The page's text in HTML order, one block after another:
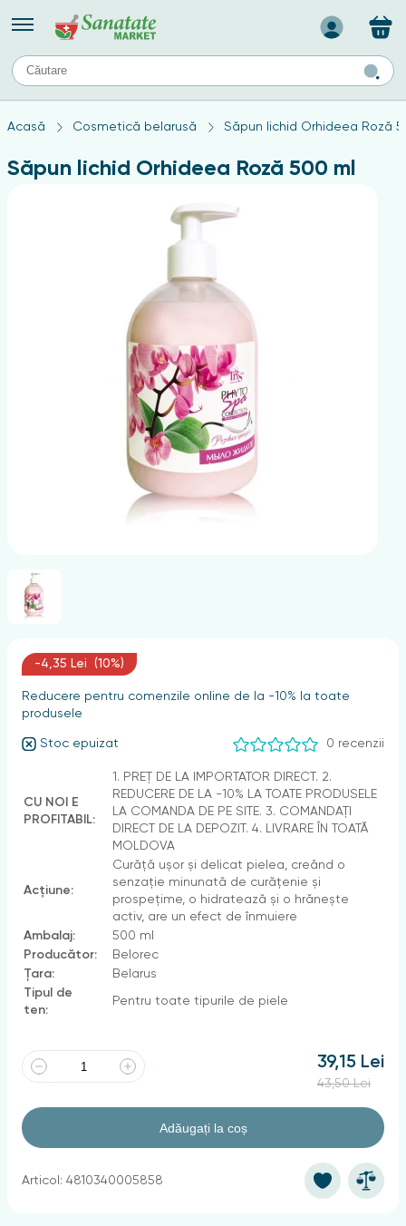
Назад
TIPURI DE TEN
Produse pentru ten mixt
Ten problematic
Produse pentru ten sensibil
Acasă Cosmetică belarusă Săpun lichid Orhideea Roză
Săpun lichid Orhideea Roză 500 ml
-4,35 Lei (10%)
Reducere pentru comenzile online de la -10% la toate
produsele
Stoc epuizat 0 recenzii
CU NOI E
PROFITABIL:
1. PREȚ DE LA IMPORTATOR DIRECT. 2.
REDUCERE DE LA -10% LA TOATE PRODUSELE
LA COMANDA DE PE SITE. 3. COMANDAȚI
DIRECT DE LA DEPOZIT. 4. LIVRARE ÎN TOATĂ
MOLDOVA
Acțiune:
Curăță ușor și delicat pielea, creând o
senzație minunată de curățenie și
prospețime, o hidratează și o hrănește
activ, are un efect de înmuiere
Ambalaj:
500 ml
Producător:
Belorec
Țara:
Belarus
Tipul de
ten:
Pentru toate tipurile de piele
39,15 Lei
43,50 Lei
Adăugați la coș
Articol: 4810340005858